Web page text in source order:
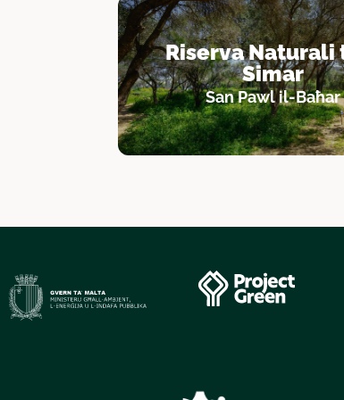
Riserva Naturali
Simar
San Pawl il-Baħar